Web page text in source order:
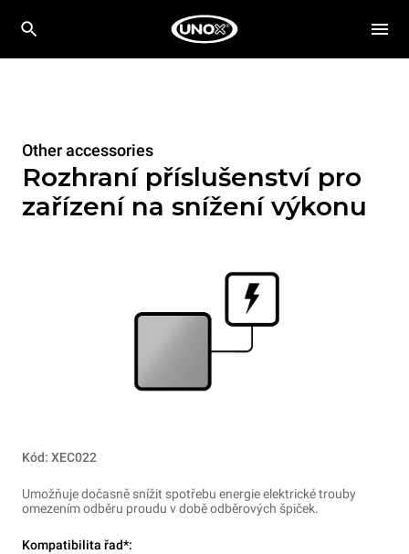
Other accessories
Rozhraní příslušenství pro
zařízení na snížení výkonu
Kód: XEC022
Umožňuje dočasně snížit spotřebu energie elektrické trouby
omezením odběru proudu v době odběrových špiček.
Kompatibilita řad*: